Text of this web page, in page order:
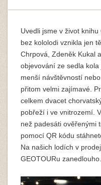
Uvedli jsme v život
bez kololodi vznikla jen
Chrpová, Zdeněk Kukal
objevování ze sedla
menší návštěvností
přitom velmi zajímavé.
celkem dvacet
pobřeží i ve vnitrozemí.
než padesáti ověřenými
pomocí QR kódu
Na našich lodích v
GEOTOURu zanedlouho.